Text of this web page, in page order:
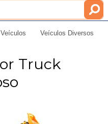
Veículos Diversos
Truck